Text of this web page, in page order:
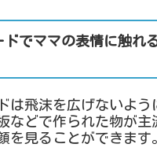
ドでママの表情に触れ
飛沫を広げないよう
などで作られた物が主
を見ることができます